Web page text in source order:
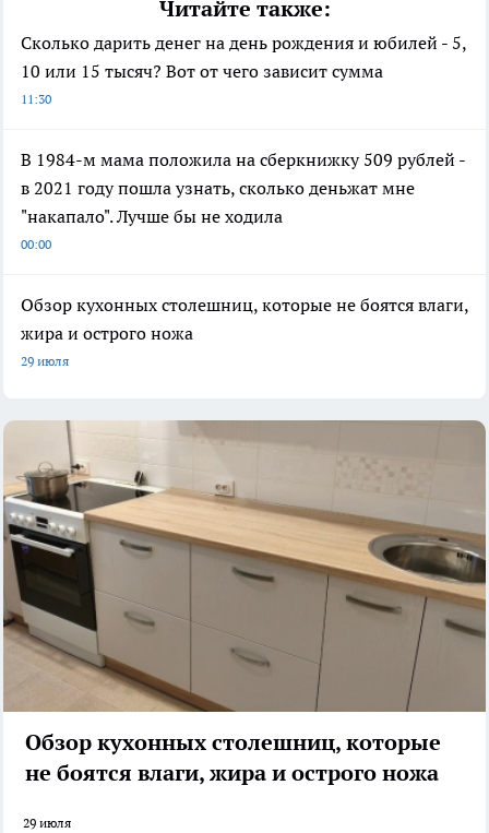
Читайте также:
Сколько дарить денег на день рождения и юбилей - 5,
10 или 15 тысяч? Вот от чего зависит сумма
11:30
В 1984-м мама положила на сберкнижку 509 рублей -
в 2021 году пошла узнать, сколько деньжат мне
"накапало". Лучше бы не ходила
00:00
Обзор кухонных столешниц, которые не боятся влаги,
жира и острого ножа
29 июля
Обзор кухонных столешниц, которые
не боятся влаги, жира и острого ножа
29 июля